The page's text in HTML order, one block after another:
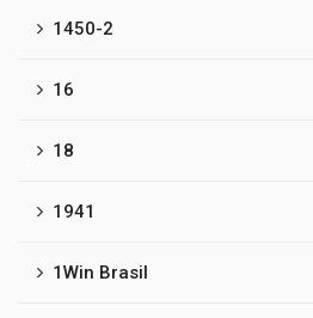
1450-2
16
18
1941
1Win Brasil